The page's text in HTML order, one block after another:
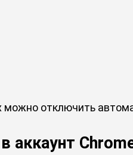
отключить
аккаунт